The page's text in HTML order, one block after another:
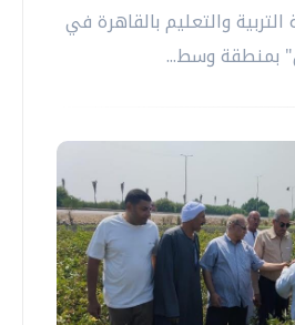
والتعليم بالقاهرة في
بمنطقة وسط...